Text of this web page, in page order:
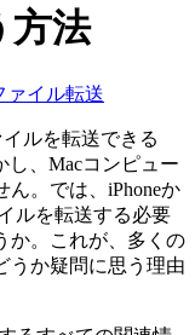
方法
ァイル転送
イルを転送できる
し、Macコンピュー
。では、iPhoneか
ルを転送する必要
か。これが、多くの
うか疑問に思う理由